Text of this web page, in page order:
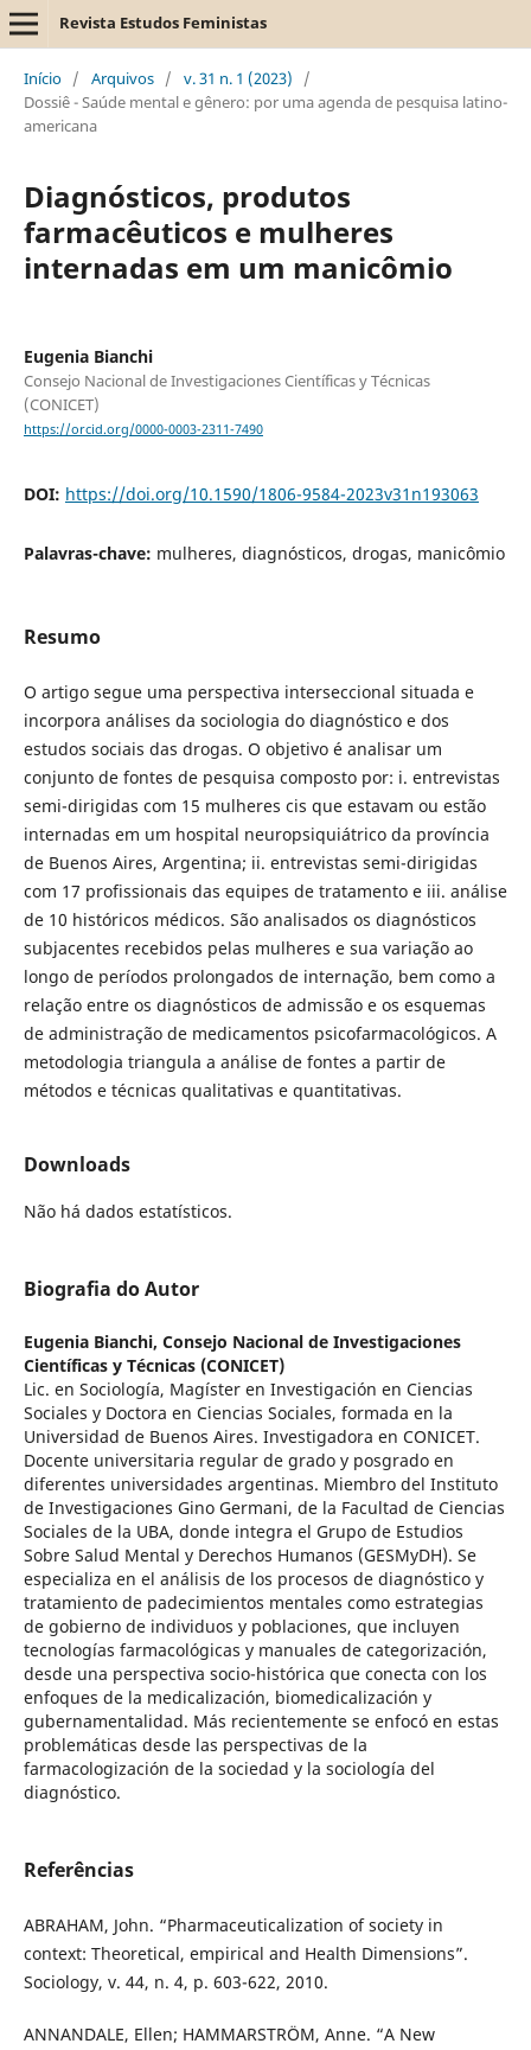
Revista Estudos Feministas
Início / Arquivos / v. 31 n. 1 (2023)
/
Dossiê - Saúde mental e gênero: por uma agenda de pesquisa latino-
americana
Diagnósticos, produtos
farmacêuticos e mulheres
internadas em um manicômio
Eugenia Bianchi
Consejo Nacional de Investigaciones Científicas y Técnicas
(CONICET)
https://orcid.org/0000-0003-2311-7490
DOI: https://doi.org/10.1590/1806-9584-2023v31n193063
Palavras-chave: mulheres, diagnósticos, drogas, manicômio
Resumo
O artigo segue uma perspectiva interseccional situada e
incorpora análises da sociologia do diagnóstico e dos
estudos sociais das drogas. O objetivo é analisar um
conjunto de fontes de pesquisa composto por: i. entrevistas
semi-dirigidas com 15 mulheres cis que estavam ou estão
internadas em um hospital neuropsiquiátrico da província
de Buenos Aires, Argentina; ii. entrevistas semi-dirigidas
com 17 profissionais das equipes de tratamento e iii. análise
de 10 históricos médicos. São analisados os diagnósticos
subjacentes recebidos pelas mulheres e sua variação ao
longo de períodos prolongados de internação, bem como a
relação entre os diagnósticos de admissão e os esquemas
de administração de medicamentos psicofarmacológicos. A
metodologia triangula a análise de fontes a partir de
métodos e técnicas qualitativas e quantitativas.
Downloads
Não há dados estatísticos.
Biografia do Autor
Eugenia Bianchi, Consejo Nacional de Investigaciones
Científicas y Técnicas (CONICET)
Lic. en Sociología, Magíster en Investigación en Ciencias
Sociales y Doctora en Ciencias Sociales, formada en la
Universidad de Buenos Aires. Investigadora en CONICET.
Docente universitaria regular de grado y posgrado en
diferentes universidades argentinas. Miembro del Instituto
de Investigaciones Gino Germani, de la Facultad de Ciencias
Sociales de la UBA, donde integra el Grupo de Estudios
Sobre Salud Mental y Derechos Humanos (GESMyDH). Se
especializa en el análisis de los procesos de diagnóstico y
tratamiento de padecimientos mentales como estrategias
de gobierno de individuos y poblaciones, que incluyen
tecnologías farmacológicas y manuales de categorización,
desde una perspectiva socio-histórica que conecta con los
enfoques de la medicalización, biomedicalización y
gubernamentalidad. Más recientemente se enfocó en estas
problemáticas desde las perspectivas de la
farmacologización de la sociedad y la sociología del
diagnóstico.
Referências
ABRAHAM, John. “Pharmaceuticalization of society in
context: Theoretical, empirical and Health Dimensions”.
Sociology, v. 44, n. 4, p. 603-622, 2010.
ANNANDALE, Ellen; HAMMARSTRÖM, Anne. “A New